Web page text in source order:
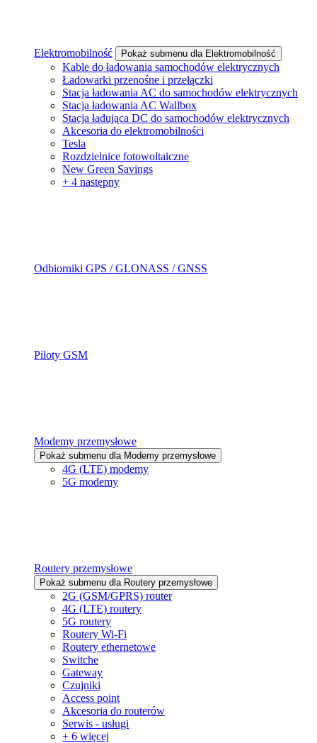
Elektromobilność Pokaż submenu dla Elektromobilność
Kable do ładowania samochodów elektrycznych
Ładowarki przenośne i przełączki
Stacja ładowania AC do samochodów elektrycznych
Stacja ładowania AC Wallbox
Stacja ładująca DC do samochodów elektrycznych
Akcesoria do elektromobilności
Tesla
Rozdzielnice fotowoltaiczne
New Green Savings
+ 4 następny
Odbiorniki GPS / GLONASS / GNSS
Piloty GSM
Modemy przemysłowe
Pokaż submenu dla Modemy przemysłowe
4G (LTE) modemy
5G modemy
Routery przemysłowe
Pokaż submenu dla Routery przemysłowe
2G (GSM/GPRS) router
4G (LTE) routery
5G routery
Routery Wi-Fi
Routery ethernetowe
Switche
Gateway
Czujniki
Access point
Akcesoria do routerów
Serwis - usługi
+ 6 więcej